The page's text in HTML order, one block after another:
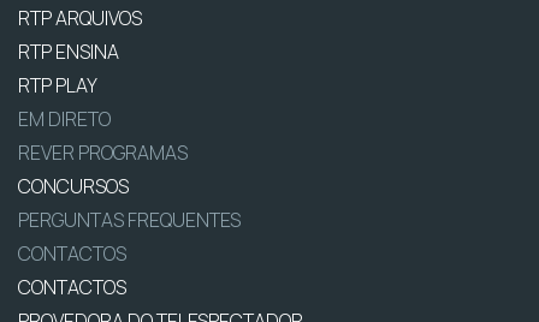
RTP ARQUIVOS
RTP ENSINA
RTP PLAY
EM DIRETO
REVER PROGRAMAS
CONCURSOS
PERGUNTAS FREQUENTES
CONTACTOS
CONTACTOS